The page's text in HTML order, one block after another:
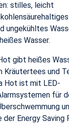
stilles, leicht
ungekühltes
Wasser.
gibt heißes
Kräutertees und
Hot ist mit LED-
für
der Energy Saving